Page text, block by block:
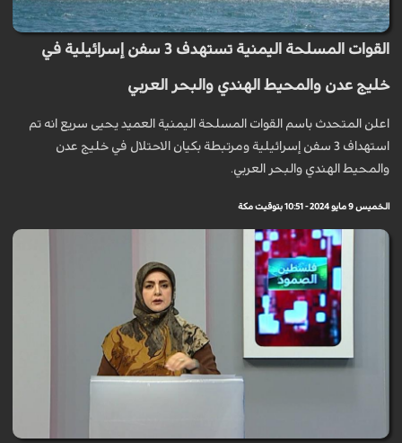
القوات المسلحة اليمنية تستهدف 3 سفن إسرائيلية في
خليج عدن والمحيط الهندي والبحر العربي
اعلن المتحدث باسم القوات المسلحة اليمنية العميد يحيى سريع انه تم
استهداف 3 سفن إسرائيلية ومرتبطة بكيان الاحتلال في خليج عدن
والمحيط الهندي والبحر العربي.
الخميس 9 مايو 2024 - 10:51 بتوقيت مكة